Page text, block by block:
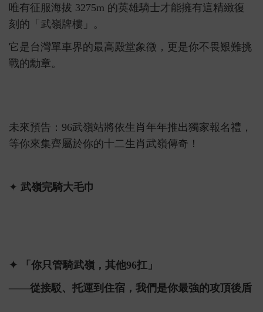
唯有征服海拔 3275m 的英雄騎士才能擁有這精緻復
刻的「武嶺牌樓」。
它是台灣單車界的最高殿堂象徵，更是你不畏艱難挑
戰的勳章。
未來預告：96武嶺站將依生肖年年推出獨家報名禮，
等你來集齊屬於你的十二生肖武嶺傳奇！
✦ 武嶺完騎大毛巾
✦ 「你只管騎武嶺，其他96扛」
——從接駁、托運到住宿，我們是你最強的攻頂後盾